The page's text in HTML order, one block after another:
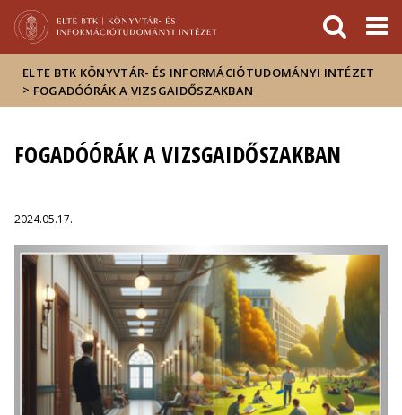
Hírek
Események
ELTE a
sajtóban
ELTE BTK KÖNYVTÁR- ÉS INFORMÁCIÓTUDOMÁNYI INTÉZET
> FOGADÓÓRÁK A VIZSGAIDŐSZAKBAN
FOGADÓÓRÁK A VIZSGAIDŐSZAKBAN
2024.05.17.